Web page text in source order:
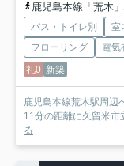
鹿児島本線「荒木
バス・トイレ別 室
フローリング
電気
礼0 新築
鹿児島本線荒木駅周辺
11分の距離に久留米市
る